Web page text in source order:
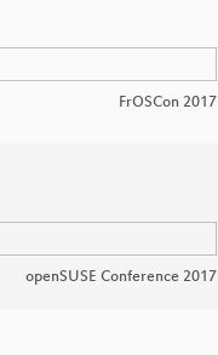
FrOSCon 2017
openSUSE Conference 2017